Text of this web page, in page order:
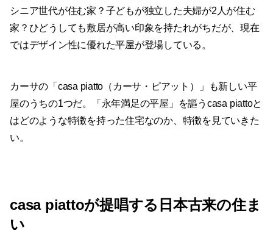
シニア世代が住む家？子どもが独立した夫婦が2人が住む
家？ひどうしても敷居が高い印象を持たれがちだが、現在
ではデザイン性に優れた平屋が登場している。
カーサの「casa piatto（カーサ・ピアット）」も新しい平
屋のうちの1つだ。「永年満足の平屋」を謳うcasa piattoと
はどのような特徴を持った住宅なのか、特徴を見ていきた
い。
casa piattoが提唱する日本古来の住ま
い